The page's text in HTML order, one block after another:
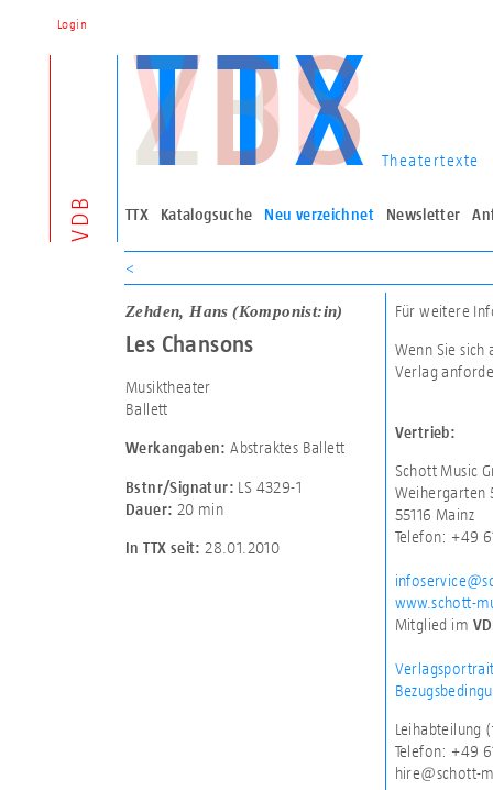
VDB
Theatertexte
TTX Katalogsuche Neu verzeichnet Newsletter
Login
<
Zehden, Hans (Komponist:in)
Les Chansons
Musiktheater
Ballett
Werkangaben: Abstraktes Ballett
Bstnr/Signatur: LS 4329-1
Dauer: 20 min
In TTX seit: 28.01.2010
Für weitere
Wenn Sie sich
Verlag
Vertrieb:
Schott Music
Weihergarten
55116 Mainz
Telefon: +49
www.schott-
Mitglied im
Leihabteilung
Telefon: +49
hire@schott-